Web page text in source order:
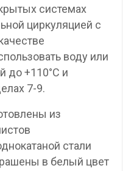
системах
циркуляцией с
воду или
до +110°C и
7-9.
из
стали
в белый цвет